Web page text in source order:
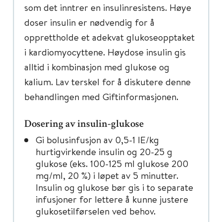
som det inntrer en insulinresistens. Høye
doser insulin er nødvendig for å
opprettholde et adekvat glukoseopptaket
i kardiomyocyttene. Høydose insulin gis
alltid i kombinasjon med glukose og
kalium. Lav terskel for å diskutere denne
behandlingen med Giftinformasjonen.
Dosering av insulin-glukose
Gi bolusinfusjon av 0,5-1 IE/kg
hurtigvirkende insulin og 20-25 g
glukose (eks. 100-125 ml glukose 200
mg/ml, 20 %) i løpet av 5 minutter.
Insulin og glukose bør gis i to separate
infusjoner for lettere å kunne justere
glukosetilførselen ved behov.